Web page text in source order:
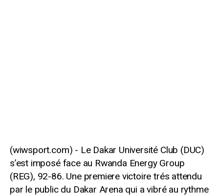
Le Dakar Université Club (DUC)
s’est imposé face au Rwanda Energy Group
(REG), 92-86. Une premiere victoire trés attendu
par le public du Dakar Arena qui a vibré au rythme